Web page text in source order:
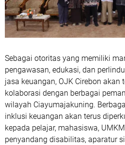
Sebagai otoritas yang memiliki
pengawasan, edukasi, dan
jasa keuangan, OJK Cirebon akan
kolaborasi dengan berbagai
wilayah Ciayumajakuning.
inklusi keuangan akan terus
kepada pelajar, mahasiswa,
penyandang disabilitas, aparatur